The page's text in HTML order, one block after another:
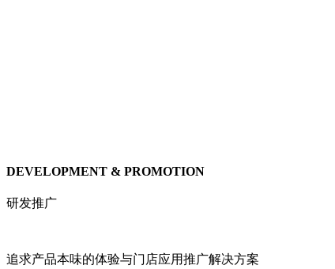
DEVELOPMENT & PROMOTION
研发推广
追求产品本味的体验与门店应用推广解决方案